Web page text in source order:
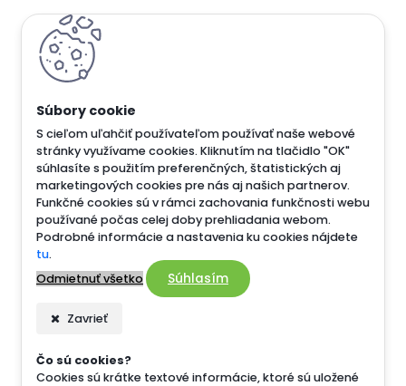
S cieľom uľahčiť používateľom používať naše webové
stránky využívame cookies. Kliknutím na tlačidlo "OK"
súhlasíte s použitím preferenčných, štatistických aj
marketingových cookies pre nás aj našich partnerov.
Funkčné cookies sú v rámci zachovania funkčnosti webu
používané počas celej doby prehliadania webom.
Podrobné informácie a nastavenia ku cookies nájdete
tu.
Odmietnuť všetko
Súhlasím
Zavrieť
Čo sú cookies?
Cookies sú krátke textové informácie, ktoré sú uložené